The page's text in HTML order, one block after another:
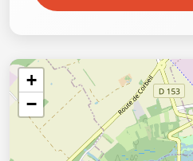
+
−